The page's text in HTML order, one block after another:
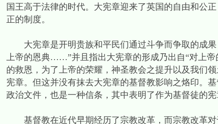
国王高于法律的时代。大宪章迎来了英国的自由和公
正的制度。
大宪章是开明贵族和平民们通过斗争而争取的成果
上帝的恩典……”并且指出大宪章的形成乃出自“对上
的救恩，为了上帝的荣耀，神圣教会之提升以及我们
宪章。但这并没有抹去大宪章的基督教影响之烙印。
政治文件，也是一种信条，其中表明了作为基督徒的
基督教在近代早期经历了宗教改革，而宗教改革对